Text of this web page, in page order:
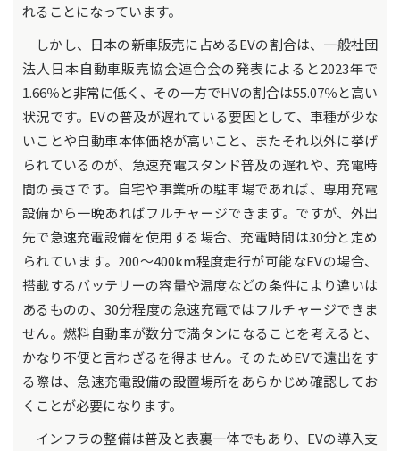
れることになっています。
しかし、日本の新車販売に占めるEVの割合は、一般社団
法人日本自動車販売協会連合会の発表によると2023年で
1.66％と非常に低く、その一方でHVの割合は55.07％と高い
状況です。EVの普及が遅れている要因として、車種が少な
いことや自動車本体価格が高いこと、またそれ以外に挙げ
られているのが、急速充電スタンド普及の遅れや、充電時
間の長さです。自宅や事業所の駐車場であれば、専用充電
設備から一晩あればフルチャージできます。ですが、外出
先で急速充電設備を使用する場合、充電時間は30分と定め
られています。200～400km程度走行が可能なEVの場合、
搭載するバッテリーの容量や温度などの条件により違いは
あるものの、30分程度の急速充電ではフルチャージできま
せん。燃料自動車が数分で満タンになることを考えると、
かなり不便と言わざるを得ません。そのためEVで遠出をす
る際は、急速充電設備の設置場所をあらかじめ確認してお
くことが必要になります。
インフラの整備は普及と表裏一体でもあり、EVの導入支